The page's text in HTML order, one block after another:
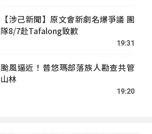
【涉己新聞】原文會新劇名爆爭議 團
隊8/7赴Tafalong致歉
19:31
颱風逼近！普悠瑪部落族人勘查共管
山林
19:20